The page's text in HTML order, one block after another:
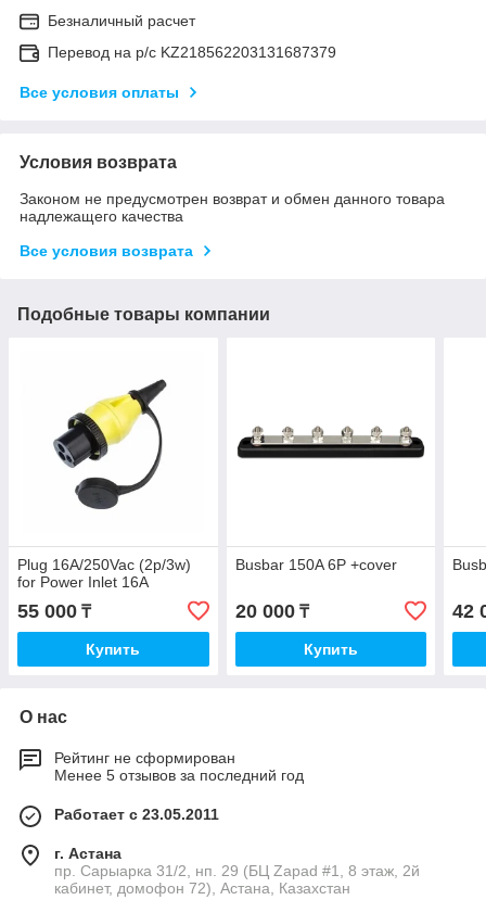
Безналичный расчет
Перевод на р/с KZ218562203131687379
Все условия оплаты
Условия возврата
Законом не предусмотрен возврат и обмен данного товара
надлежащего качества
Все условия возврата
Подобные товары компании
Plug 16A/250Vac (2p/3w)
for Power Inlet 16A
55 000 ₸
Купить
Busbar 150A 6P +cover
20 000₸
Купить
42
О нас
Рейтинг не сформирован
Менее 5 отзывов за последний год
Работает с 23.05.2011
г. Астана
пр. Сарыарка 31/2, нп. 29 (БЦ Zapad #1, 8 этаж, 2й
кабинет, домофон 72), Астана, Казахстан